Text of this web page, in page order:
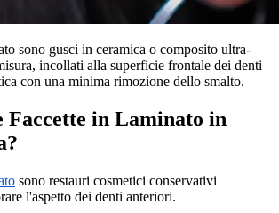
sono gusci in ceramica o composito ultra-
incollati alla superficie frontale dei denti
con una minima rimozione dello smalto.
Faccette in Laminato in
sono restauri cosmetici conservativi
l'aspetto dei denti anteriori.